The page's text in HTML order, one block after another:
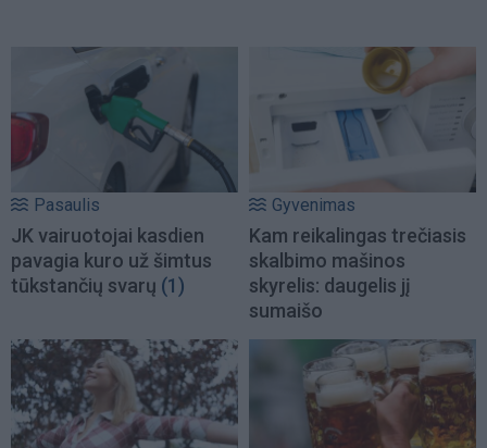
Pasaulis
JK vairuotojai kasdien
pavagia kuro už šimtus
tūkstančių svarų (1)
Gyvenimas
Kam reikalingas trečiasis
skalbimo mašinos
skyrelis: daugelis jį
sumaišo